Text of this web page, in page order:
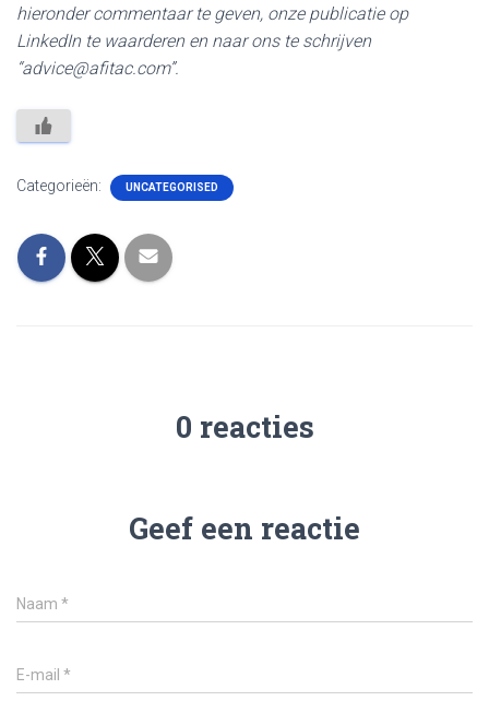
hieronder commentaar te geven, onze publicatie op
LinkedIn te waarderen en naar ons te schrijven
“advice@afitac.com”.
Categorieën: UNCATEGORISED
0 reacties
Geef een reactie
Naam *
E-mail *